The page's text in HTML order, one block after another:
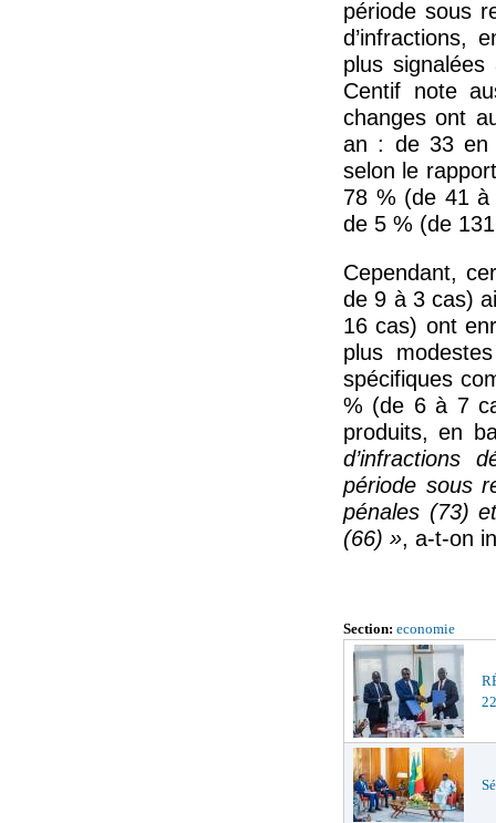
période sous
d’infractions,
plus
Centif note
changes ont
an : de 33 en
selon le
78 % (de 41 à
de 5 % (de
Cependant,
de 9 à 3 cas)
16 cas) ont
plus
spécifiques
% (de 6 à 7
produits, en
d’infractions
période sous
pénales (73)
(66) », a-t-on
Section: economie